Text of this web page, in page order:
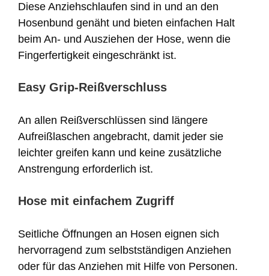
Diese Anziehschlaufen sind in und an den
Hosenbund genäht und bieten einfachen Halt
beim An- und Ausziehen der Hose, wenn die
Fingerfertigkeit eingeschränkt ist.
Easy Grip-Reißverschluss
An allen Reißverschlüssen sind längere
Aufreißlaschen angebracht, damit jeder sie
leichter greifen kann und keine zusätzliche
Anstrengung erforderlich ist.
Hose mit einfachem Zugriff
Seitliche Öffnungen an Hosen eignen sich
hervorragend zum selbstständigen Anziehen
oder für das Anziehen mit Hilfe von Personen.